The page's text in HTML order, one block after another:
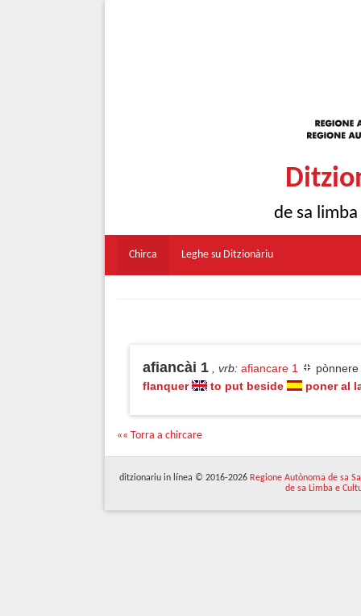
de sa
Chirca Leghe su Ditzionàriu
afiancài 1 , vrb: afiancare 1
flanquer
to put beside poner al
«« Torra a chircare
ditzionariu in línea © 2016-2026 Regione Autònoma de sa
de sa Limba e